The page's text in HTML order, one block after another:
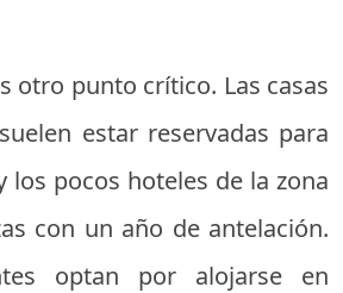
otro punto crítico. Las casas
estar reservadas para
los pocos hoteles de la zona
con un año de antelación.
optan por alojarse en